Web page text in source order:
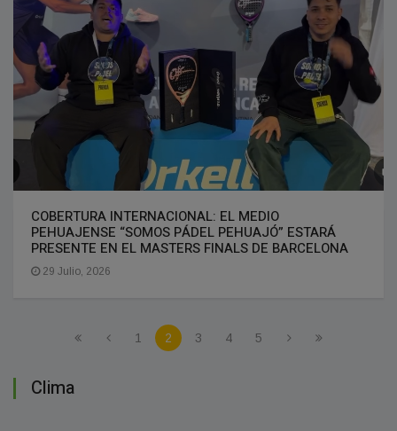
COBERTURA INTERNACIONAL: EL MEDIO
PEHUAJENSE “SOMOS PÁDEL PEHUAJÓ” ESTARÁ
PRESENTE EN EL MASTERS FINALS DE BARCELONA
29 Julio, 2026
1 2 3 4 5
Clima